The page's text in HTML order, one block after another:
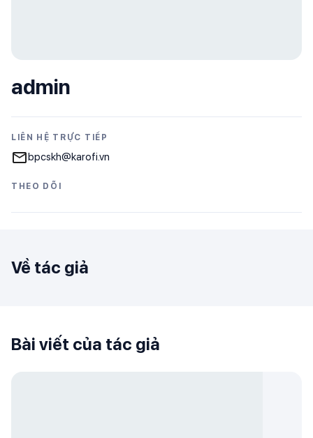
admin
LIÊN HỆ TRỰC TIẾP
bpcskh@karofi.vn
THEO DÕI
Về tác giả
Bài viết của tác giả